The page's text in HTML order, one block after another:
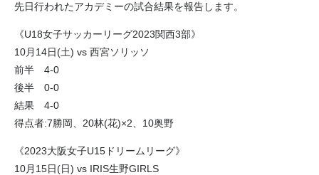
先日行われたアカデミーの試合結果を報告します。
《U18女子サッカーリーグ2023関西3部》
10月14日(土) vs 西宮ソリッソ
前半 4-0
後半 0-0
結果 4-0
得点者:7勝岡、20林(花)×2、10奥野
《2023大阪女子U15ドリームリーグ》
10月15日(日) vs IRIS生野GIRLS